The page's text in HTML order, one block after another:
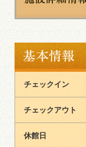
チェックイン
チェックアウト
休館日